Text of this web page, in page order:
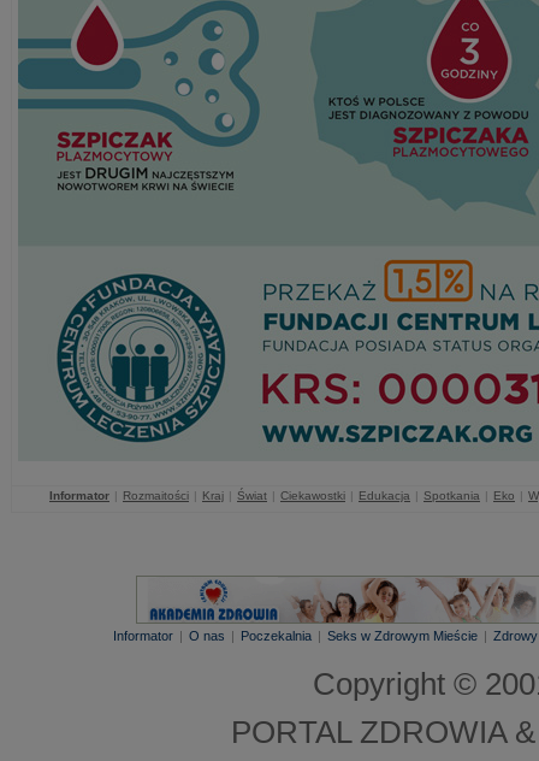
Informator | Rozmaitości | Kraj | Świat | Ciekawostki | Edukacja | Spotkania | Eko |
Informator | O nas | Poczekalnia | Seks w Zdrowym Mieście |
Copyright ©
PORTAL ZDROWIA